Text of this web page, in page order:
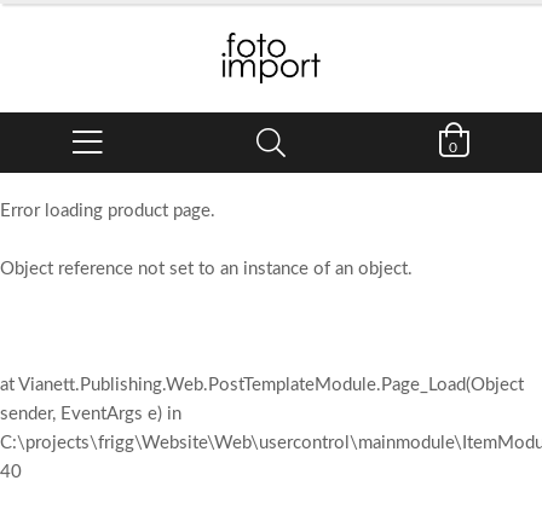
0
Error loading product page.
Object reference not set to an instance of an object.
at Vianett.Publishing.Web.PostTemplateModule.Page_Load(Object
sender, EventArgs e) in
40